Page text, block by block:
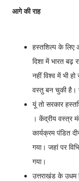
आगे की राह
हस्तशिल्प के लिए
दिशा में भारत बढ़
नहीं विश्व में भी
वस्तु बन चुकी है।
यूं तो सरकार
। केंद्रीय वस्त्र
कार्यक्रम पंडित
गया। जहां पर
गया।
उत्तराखंड के उधम